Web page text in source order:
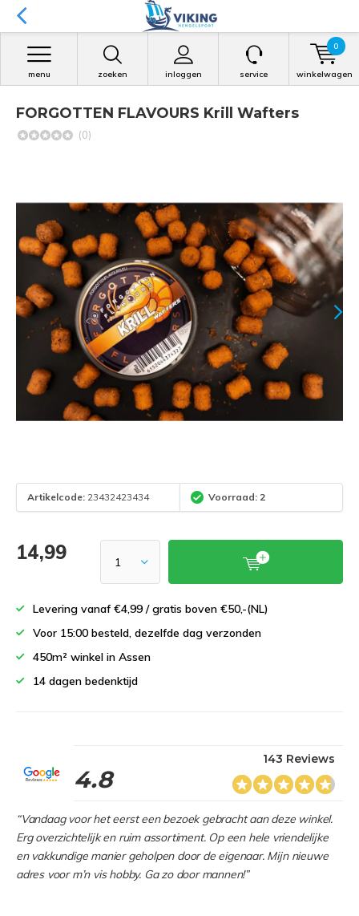
zoeken inloggen
menu service winkelwagen
0
FORGOTTEN FLAVOURS Krill Wafters
(0)
Artikelcode: 23432423434 Voorraad: 2
14,99
Levering vanaf €4,99 / gratis boven €50,-(NL)
Voor 15:00 besteld, dezelfde dag verzonden
450m² winkel in Assen
14 dagen bedenktijd
4.8
143 Reviews
“Vandaag voor het eerst een bezoek gebracht aan deze winkel.
Erg overzichtelijk en ruim assortiment. Op een hele vriendelijke
en vakkundige manier geholpen door de eigenaar. Mijn nieuwe
adres voor m’n vis hobby. Ga zo door mannen!”